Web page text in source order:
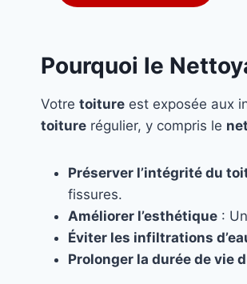
Pourquoi le
Votre toiture est exposée aux
toiture régulier, y compris le
Préserver l’intégrité du
fissures.
Améliorer l’esthétique :
Éviter les infiltrations
Prolonger la durée de vie